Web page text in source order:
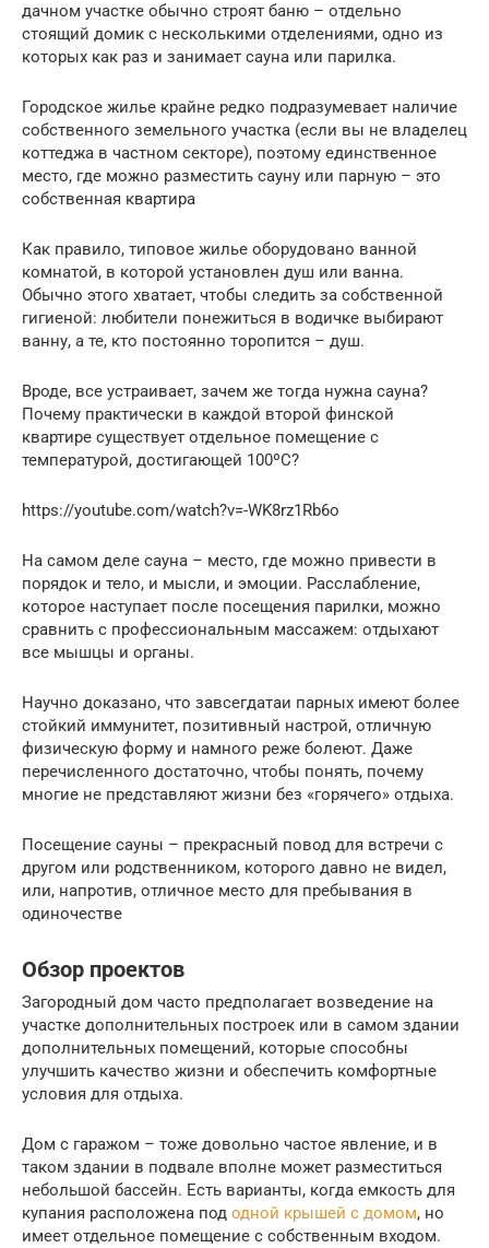
дачном участке обычно строят баню – отдельно
стоящий домик с несколькими отделениями, одно из
которых как раз и занимает сауна или парилка.
Городское жилье крайне редко подразумевает наличие
собственного земельного участка (если вы не владелец
коттеджа в частном секторе), поэтому единственное
место, где можно разместить сауну или парную – это
собственная квартира
Как правило, типовое жилье оборудовано ванной
комнатой, в которой установлен душ или ванна.
Обычно этого хватает, чтобы следить за собственной
гигиеной: любители понежиться в водичке выбирают
ванну, а те, кто постоянно торопится – душ.
Вроде, все устраивает, зачем же тогда нужна сауна?
Почему практически в каждой второй финской
квартире существует отдельное помещение с
температурой, достигающей 100ºС?
https://youtube.com/watch?v=-WK8rz1Rb6o
На самом деле сауна – место, где можно привести в
порядок и тело, и мысли, и эмоции. Расслабление,
которое наступает после посещения парилки, можно
сравнить с профессиональным массажем: отдыхают
все мышцы и органы.
Научно доказано, что завсегдатаи парных имеют более
стойкий иммунитет, позитивный настрой, отличную
физическую форму и намного реже болеют. Даже
перечисленного достаточно, чтобы понять, почему
многие не представляют жизни без «горячего» отдыха.
Посещение сауны – прекрасный повод для встречи с
другом или родственником, которого давно не видел,
или, напротив, отличное место для пребывания в
одиночестве
Обзор проектов
Загородный дом часто предполагает возведение на
участке дополнительных построек или в самом здании
дополнительных помещений, которые способны
улучшить качество жизни и обеспечить комфортные
условия для отдыха.
Дом с гаражом – тоже довольно частое явление, и в
таком здании в подвале вполне может разместиться
небольшой бассейн. Есть варианты, когда емкость для
купания расположена под одной крышей с домом, но
имеет отдельное помещение с собственным входом.